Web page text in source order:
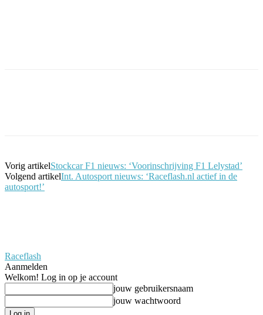
Vorig artikelStockcar F1 nieuws: ‘Voorinschrijving F1 Lelystad’
Volgend artikelInt. Autosport nieuws: ‘Raceflash.nl actief in de
autosport!’
Raceflash
Aanmelden
Welkom! Log in op je account
jouw gebruikersnaam
jouw wachtwoord